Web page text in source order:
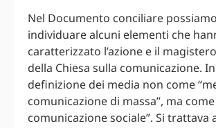
Nel Documento conciliare
individuare alcuni elementi che
caratterizzato l’azione e il
della Chiesa sulla comunicazione.
definizione dei media non come
comunicazione di massa”, ma
comunicazione sociale”. Si trattava